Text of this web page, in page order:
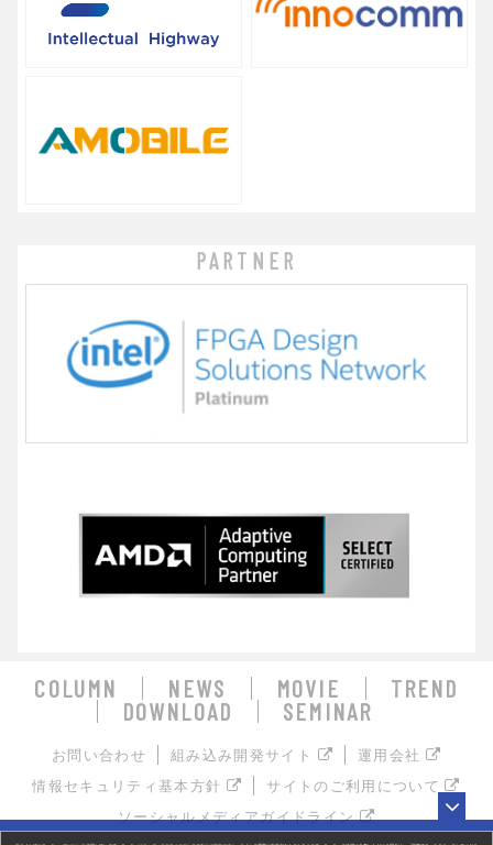
PARTNER
COLUMN NEWS MOVIE
TREND
DOWNLOAD
SEMINAR
お問い合わせ 組み込み開発サイト
運用会社
情報セキュリティ基本方針
サイトのご利用について
ソーシャルメディアガイドライン